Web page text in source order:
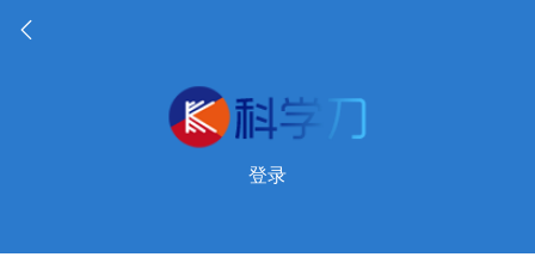
登录